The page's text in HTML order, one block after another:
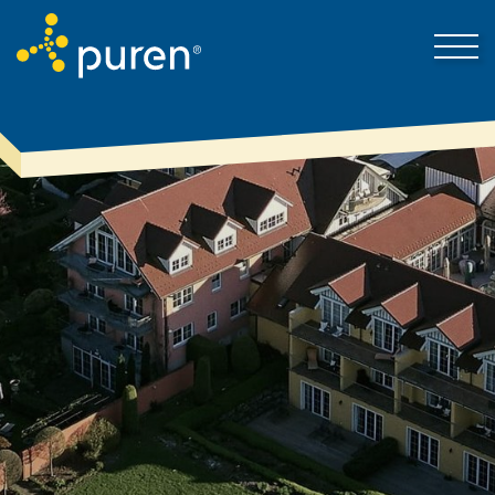
Darum puren
Kontakt
Produkte & Lösungen
Mein Bereich